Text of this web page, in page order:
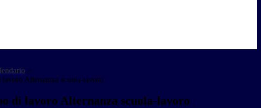
>
Alternanza scuola-lavoro
di lavoro Alternanza scuola-lavoro